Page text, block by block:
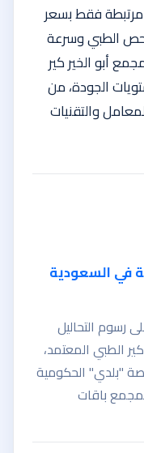
فقط بسعر
الطبي وسرعة
أبو الخير كير
الجودة، من
والتقنيات
في السعودية
رسوم التحاليل
الطبي المعتمد،
"بلدي" الحكومية
باقات